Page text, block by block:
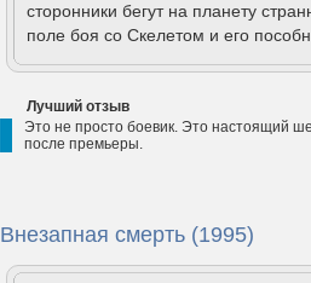
сторонники бегут на планету
поле боя со Скелетом и его
Лучший отзыв
Это не просто боевик. Это настоящий
после премьеры.
Внезапная смерть (1995)